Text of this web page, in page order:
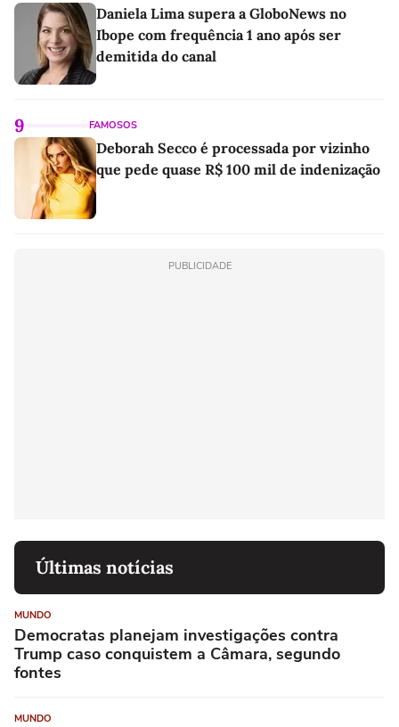
Daniela Lima supera a GloboNews no
Ibope com frequência 1 ano após ser
demitida do canal
9 FAMOSOS
Deborah Secco é processada por vizinho
que pede quase R$ 100 mil de indenização
PUBLICIDADE
Últimas notícias
MUNDO
Democratas planejam investigações contra
Trump caso conquistem a Câmara, segundo
fontes
MUNDO